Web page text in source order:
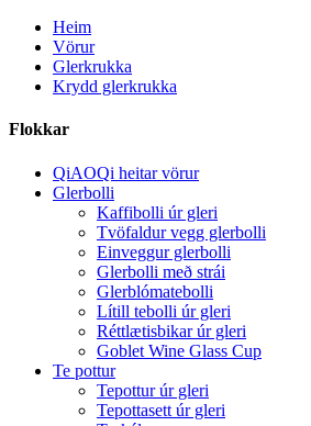
Heim
Vörur
Glerkrukka
Krydd glerkrukka
Flokkar
QiAOQi heitar vörur
Glerbolli
Kaffibolli úr gleri
Tvöfaldur vegg glerbolli
Einveggur glerbolli
Glerbolli með strái
Glerblómatebolli
Lítill tebolli úr gleri
Réttlætisbikar úr gleri
Goblet Wine Glass Cup
Te pottur
Tepottur úr gleri
Tepottasett úr gleri